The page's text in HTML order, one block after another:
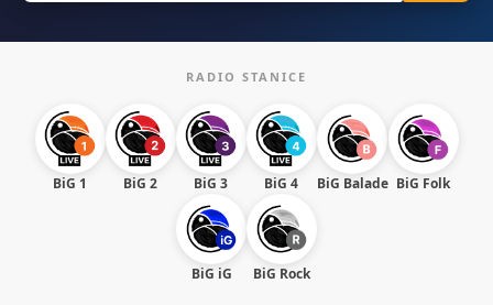
RADIO STANICE
BiG 1 BiG 2 BiG 3 BiG 4 BiG Balade BiG Folk
BiG iG BiG Rock